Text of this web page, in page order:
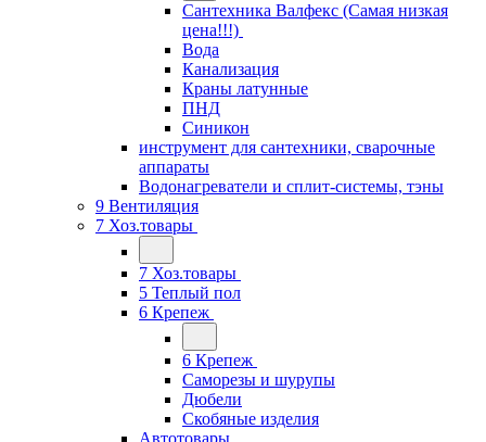
Сантехника Валфекс (Самая низкая
цена!!!)
Вода
Канализация
Краны латунные
ПНД
Синикон
инструмент для сантехники, сварочные
аппараты
Водонагреватели и сплит-системы, тэны
9 Вентиляция
7 Хоз.товары
7 Хоз.товары
5 Теплый пол
6 Крепеж
6 Крепеж
Саморезы и шурупы
Дюбели
Скобяные изделия
Автотовары